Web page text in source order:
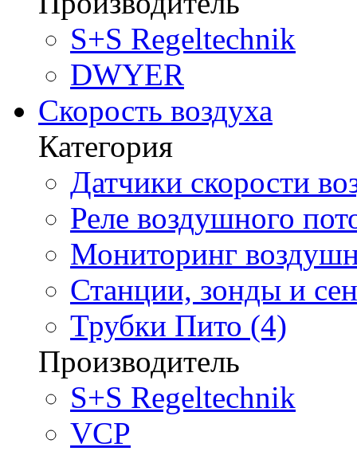
S+S Regeltechnik
DWYER
Скорость воздуха
Категория
Датчики скорости
Реле воздушного
Мониторинг
Станции, зонды и
Трубки Пито (4)
Производитель
S+S Regeltechnik
VCP